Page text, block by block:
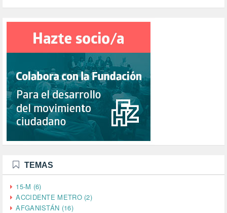
TEMAS
15-M (6)
ACCIDENTE METRO (2)
AFGANISTÁN (16)